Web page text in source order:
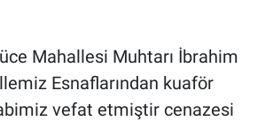
Mahallesi Muhtarı İbrahim
Esnaflarından kuaför
vefat etmiştir cenazesi